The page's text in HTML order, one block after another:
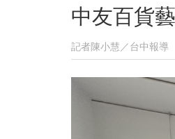
中友百貨
記者陳小慧／台中報導